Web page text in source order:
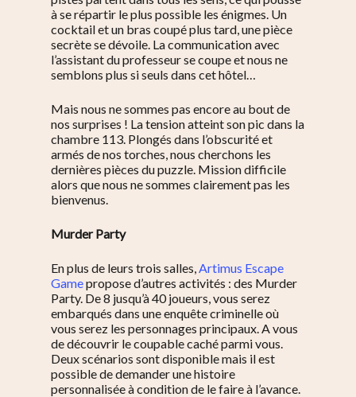
à se répartir le plus possible les énigmes. Un
cocktail et un bras coupé plus tard, une pièce
secrète se dévoile. La communication avec
l’assistant du professeur se coupe et nous ne
semblons plus si seuls dans cet hôtel…
Mais nous ne sommes pas encore au bout de
nos surprises ! La tension atteint son pic dans la
chambre 113. Plongés dans l’obscurité et
armés de nos torches, nous cherchons les
dernières pièces du puzzle. Mission difficile
alors que nous ne sommes clairement pas les
bienvenus.
Murder Party
En plus de leurs trois salles,Artimus Escape
Gamepropose d’autres activités : des Murder
Party. De 8 jusqu’à 40 joueurs, vous serez
embarqués dans une enquête criminelle où
vous serez les personnages principaux. A vous
de découvrir le coupable caché parmi vous.
Deux scénarios sont disponible mais il est
possible de demander une histoire
personnalisée à condition de le faire à l’avance.